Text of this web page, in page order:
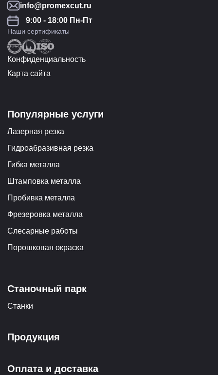
info@promexcut.ru
9:00 - 18:00 Пн-Пт
Наши сертификаты
Конфиденциальность
Карта сайта
Популярные услуги
Лазерная резка
Гидроабразивная резка
Гибка металла
Штамповка металла
Пробивка металла
Фрезеровка металла
Слесарные работы
Порошковая окраска
Станочный парк
Станки
Продукция
Оплата и доставка